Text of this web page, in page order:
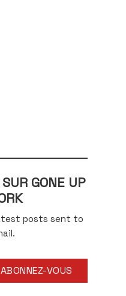
GONE UP
posts sent to
ABONNEZ-VOUS